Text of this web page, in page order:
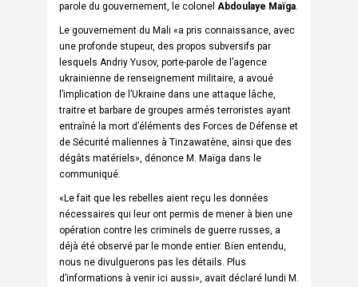
parole du gouvernement, le colonel Abdoulaye Maïga.
Le gouvernement du Mali «a pris connaissance, avec
une profonde stupeur, des propos subversifs par
lesquels Andriy Yusov, porte-parole de l’agence
ukrainienne de renseignement militaire, a avoué
l’implication de l’Ukraine dans une attaque lâche,
traitre et barbare de groupes armés terroristes ayant
entraîné la mort d’éléments des Forces de Défense et
de Sécurité maliennes à Tinzawatène, ainsi que des
dégâts matériels», dénonce M. Maïga dans le
communiqué.
«Le fait que les rebelles aient reçu les données
nécessaires qui leur ont permis de mener à bien une
opération contre les criminels de guerre russes, a
déjà été observé par le monde entier. Bien entendu,
nous ne divulguerons pas les détails. Plus
d’informations à venir ici aussi», avait déclaré lundi M.